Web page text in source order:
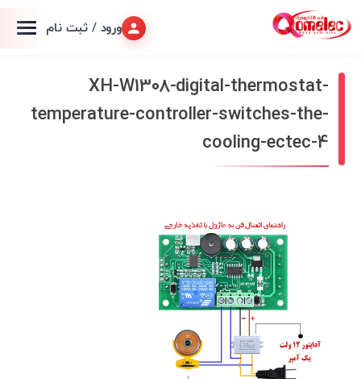
ورود / ثبت نام
XH-W1308-digital-thermostat-
temperature-controller-switches-the-
cooling-ectec-4